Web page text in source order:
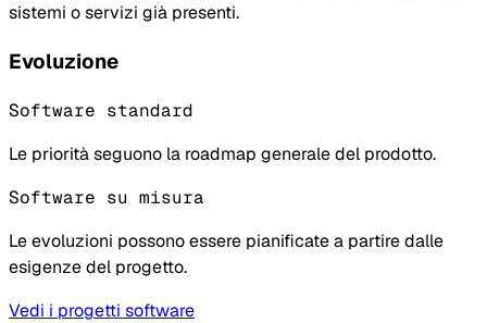
sistemi o servizi già presenti.
Evoluzione
Software standard
Le priorità seguono la roadmap generale del prodotto.
Software su misura
Le evoluzioni possono essere pianificate a partire dalle
esigenze del progetto.
Vedi i progetti software